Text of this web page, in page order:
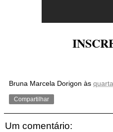
Bruna Marcela Dorigon às
Compartilhar
Um comentário: